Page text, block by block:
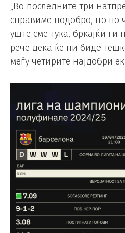
„Во последните три
справиме подобро, но по
уште сме тука, бркајќи ги
рече дека ќе ни биде
меѓу четирите најдобри